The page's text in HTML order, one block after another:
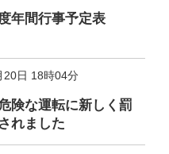
年間行事予定表
20日 18時04分
険な運転に新しく罰
れました